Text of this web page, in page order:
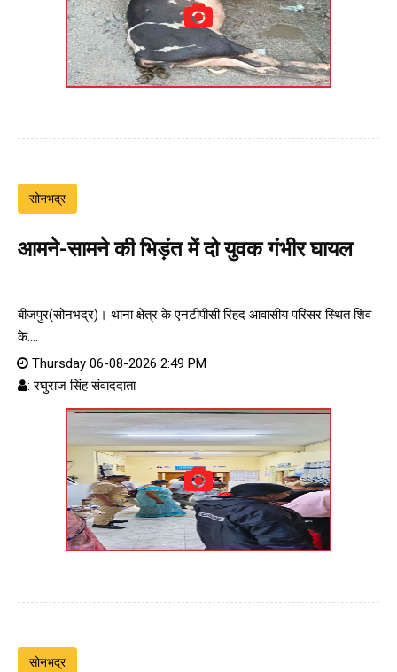
सोनभद्र
आमने-सामने की भिड़ंत में दो युवक गंभीर घायल
बीजपुर(सोनभद्र)। थाना क्षेत्र के एनटीपीसी रिहंद आवासीय परिसर स्थित शिव
के....
Thursday 06-08-2026 2:49 PM
: रघुराज सिंह संवाददाता
सोनभद्र